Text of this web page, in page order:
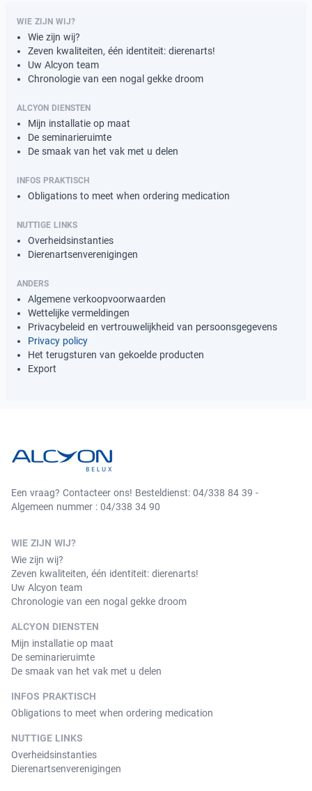
WIE ZIJN WIJ?
Wie zijn wij?
Zeven kwaliteiten, één identiteit: dierenarts!
Uw Alcyon team
Chronologie van een nogal gekke droom
ALCYON DIENSTEN
Mijn installatie op maat
De seminarieruimte
De smaak van het vak met u delen
INFOS PRAKTISCH
Obligations to meet when ordering medication
NUTTIGE LINKS
Overheidsinstanties
Dierenartsenverenigingen
ANDERS
Algemene verkoopvoorwaarden
Wettelijke vermeldingen
Privacybeleid en vertrouwelijkheid van persoonsgegevens
Privacy policy
Het terugsturen van gekoelde producten
Export
Een vraag? Contacteer ons! Besteldienst: 04/338 84 39 -
Algemeen nummer : 04/338 34 90
WIE ZIJN WIJ?
Wie zijn wij?
Zeven kwaliteiten, één identiteit: dierenarts!
Uw Alcyon team
Chronologie van een nogal gekke droom
ALCYON DIENSTEN
Mijn installatie op maat
De seminarieruimte
De smaak van het vak met u delen
INFOS PRAKTISCH
Obligations to meet when ordering medication
NUTTIGE LINKS
Overheidsinstanties
Dierenartsenverenigingen